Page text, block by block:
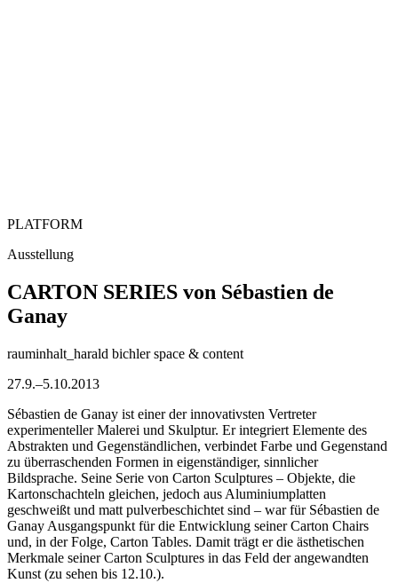
PLATFORM
Ausstellung
CARTON SERIES von Sébastien de
Ganay
rauminhalt_harald bichler space & content
27.9.–5.10.2013
Sébastien de Ganay ist einer der innovativsten Vertreter
experimenteller Malerei und Skulptur. Er integriert Elemente des
Abstrakten und Gegenständlichen, verbindet Farbe und Gegenstand
zu überraschenden Formen in eigenständiger, sinnlicher
Bildsprache. Seine Serie von Carton Sculptures – Objekte, die
Kartonschachteln gleichen, jedoch aus Aluminiumplatten
geschweißt und matt pulverbeschichtet sind – war für Sébastien de
Ganay Ausgangspunkt für die Entwicklung seiner Carton Chairs
und, in der Folge, Carton Tables. Damit trägt er die ästhetischen
Merkmale seiner Carton Sculptures in das Feld der angewandten
Kunst (zu sehen bis 12.10.).